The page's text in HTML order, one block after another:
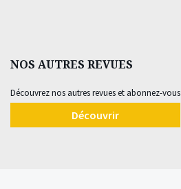
NOS AUTRES REVUES
Découvrez nos autres revues et abonnez-vous
Découvrir